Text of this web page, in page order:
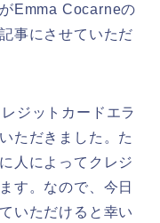
Emma Cocarneの
事にさせていただ
ジットカードエラ
ただきました。た
人によってクレジ
す。なので、今日
いただけると幸い